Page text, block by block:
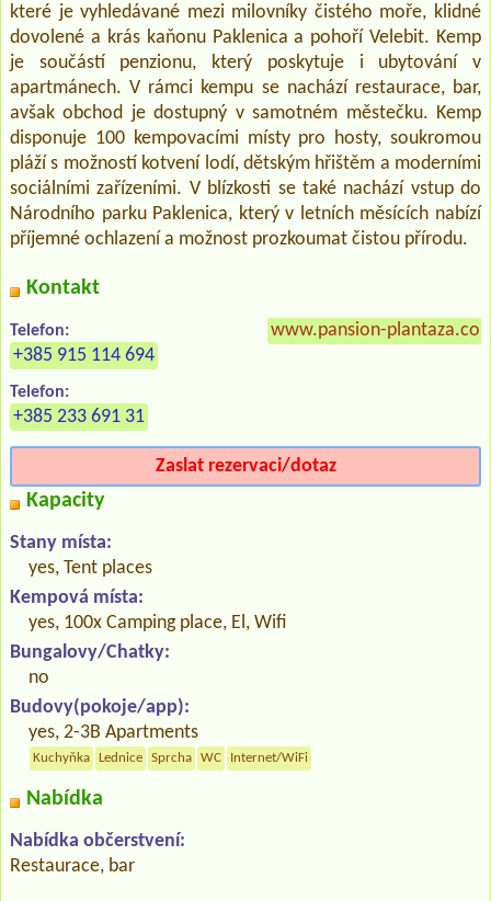
které je vyhledávané mezi milovníky čistého moře, klidné
dovolené a krás kaňonu Paklenica a pohoří Velebit. Kemp
je součástí penzionu, který poskytuje i ubytování v
apartmánech. V rámci kempu se nachází restaurace, bar,
avšak obchod je dostupný v samotném městečku. Kemp
disponuje 100 kempovacími místy pro hosty, soukromou
pláží s možností kotvení lodí, dětským hřištěm a moderními
sociálními zařízeními. V blízkosti se také nachází vstup do
Národního parku Paklenica, který v letních měsících nabízí
příjemné ochlazení a možnost prozkoumat čistou přírodu.
Kontakt
Telefon:
+385 915 114 694
Telefon:
+385 233 691 31
www.pansion-
Zaslat rezervaci/dotaz
Kapacity
Stany místa:
yes, Tent places
Kempová místa:
yes, 100x Camping place, El, Wifi
Bungalovy/Chatky:
no
Budovy(pokoje/app):
yes, 2-3B Apartments
Kuchyňka Lednice Sprcha WC Internet/WiFi
Nabídka
Nabídka občerstvení:
Restaurace, bar